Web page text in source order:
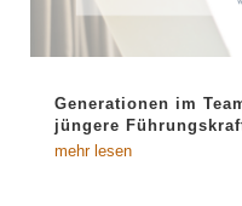
Generationen im
jüngere
mehr lesen